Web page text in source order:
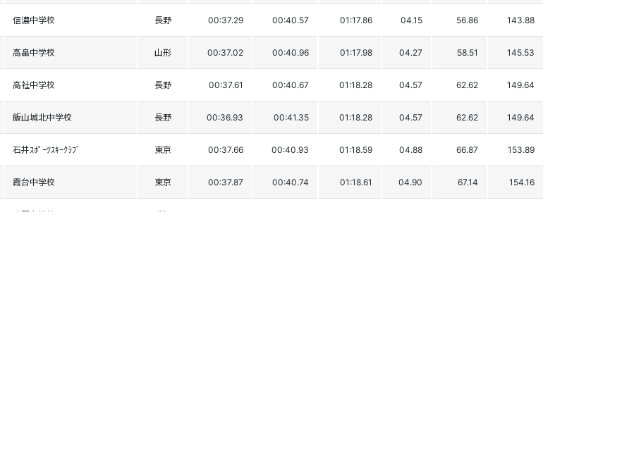
信濃中学校 長野 00:37.29 00:40.57 01:17.86 04.15 56.86 143.88
高畠中学校 山形 00:37.02 00:40.96 01:17.98 04.27 58.51 145.53
高社中学校 長野 00:37.61 00:40.67 01:18.28 04.57 62.62 149.64
飯山城北中学校 長野 00:36.93 00:41.35 01:18.28 04.57 62.62 149.64
石井ｽﾎﾟｰﾂｽｷｰｸﾗﾌﾞ 東京 00:37.66 00:40.93 01:18.59 04.88 66.87 153.89
霞台中学校 東京 00:37.87 00:40.74 01:18.61 04.90 67.14 154.16
味岡中学校 愛知